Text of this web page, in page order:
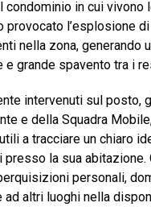
condominio in cui vivono
provocato l’esplosione
nella zona, generando
e grande spavento tra i
intervenuti sul posto,
e della Squadra
a tracciare un chiaro
la sua abitazione.
personali,
ad altri luoghi nella